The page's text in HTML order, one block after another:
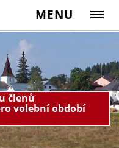
MENU
členů
volební období